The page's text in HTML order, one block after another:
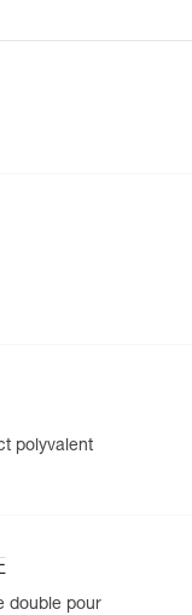
polyvalent
double pour